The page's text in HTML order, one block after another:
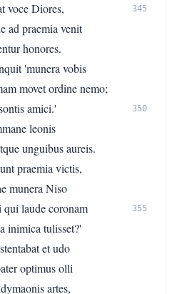
voce Diores,
345
ad praemia venit
honores.
'munera vobis
movet ordine nemo;
amici.'
350
leonis
unguibus aureis.
praemia victis,
munera Niso
laude coronam
355
inimica tulisset?'
et udo
optimus olli
artes,